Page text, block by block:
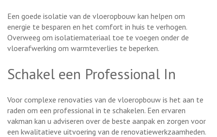
Een goede isolatie van de vloeropbouw kan helpen om
energie te besparen en het comfort in huis te verhogen.
Overweeg om isolatiemateriaal toe te voegen onder de
vloerafwerking om warmteverlies te beperken.
Schakel een Professional In
Voor complexe renovaties van de vloeropbouw is het aan te
raden om een professional in te schakelen. Een ervaren
vakman kan u adviseren over de beste aanpak en zorgen voor
een kwalitatieve uitvoering van de renovatiewerkzaamheden.